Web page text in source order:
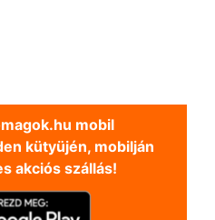
mobil
kütyüjén, mobilján
akciós szállás!